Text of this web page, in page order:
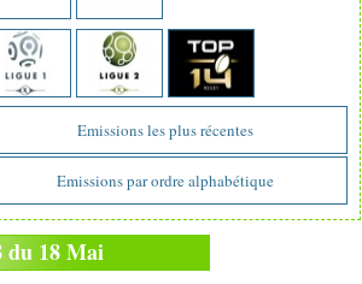
Emissions les plus récentes
Emissions par ordre alphabétique
du 18 Mai